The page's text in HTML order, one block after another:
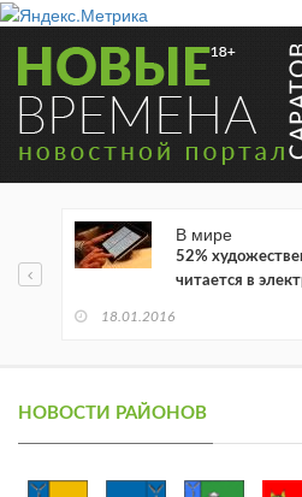
В мире
52%
читается в
18.01.2016
НОВОСТИ РАЙОНОВ